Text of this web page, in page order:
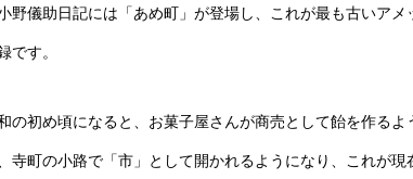
野儀助日記には「あめ町」が登場し、これが最も古いアメ
です。
の初め頃になると、お菓子屋さんが商売として飴を作るよ
寺町の小路で「市」として開かれるようになり、これが現